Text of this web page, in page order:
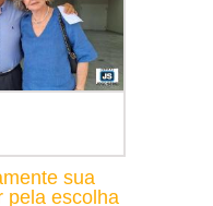
sua
pela escolha